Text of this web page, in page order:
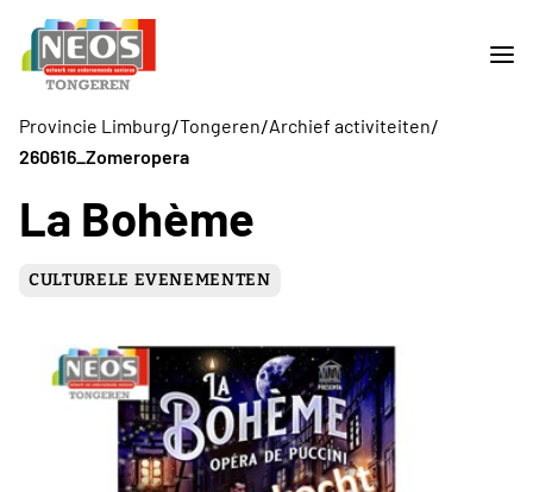
Provincie Limburg/Tongeren/Archief activiteiten/
260616_Zomeropera
La Bohème
CULTURELE EVENEMENTEN